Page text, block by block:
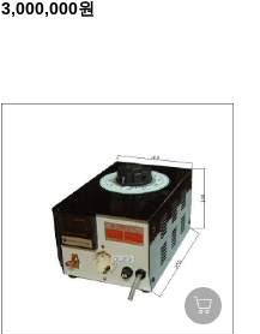
3,000,000원